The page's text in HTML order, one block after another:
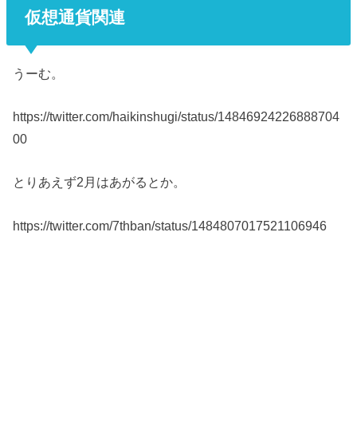
仮想通貨関連
うーむ。
https://twitter.com/haikinshugi/status/14846924226888704
00
とりあえず2月はあがるとか。
https://twitter.com/7thban/status/1484807017521106946